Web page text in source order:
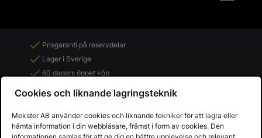
Prisgaranti på reservdelar
Lager i Sverige
60 dagars öppet köp
Fria returer
Cookies och liknande lagringsteknik
Mekster AB använder cookies och liknande tekniker för att lagra eller
hämta information i din webbläsare, främst i form av cookies. Den